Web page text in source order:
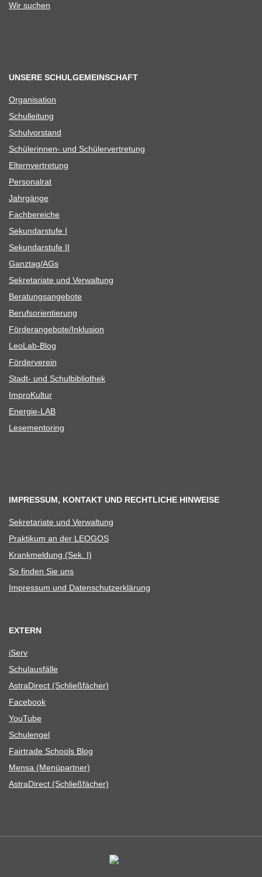
Wir suchen
UNSERE SCHULGEMEINSCHAFT
Orga­ni­sa­tion
Schul­lei­tung
Schul­vor­stand
Schü­le­rin­nen- und Schülervertretung
Eltern­ver­tre­tung
Per­so­nal­rat
Jahr­gänge
Fach­be­rei­che
Sekun­dar­stufe I
Sekun­dar­stufe II
Ganztag/​​AGs
Sekre­ta­riate und Verwaltung
Bera­tungs­an­ge­bote
Berufs­ori­en­tie­rung
Förderangebote/​​Inklusion
Leo­Lab-Blog
För­der­ver­ein
Stadt- und Schulbibliothek
Impro­Kul­tur
Ener­­gie-LAB
Lese­men­to­ring
IMPRESSUM, KONTAKT UND RECHTLICHE HINWEISE
Sekre­ta­riate und Verwaltung
Prak­ti­kum an der LEOGOS
Krank­mel­dung (Sek. I)
So fin­den Sie uns
Impres­sum und Datenschutzerklärung
EXTERN
iServ
Schul­aus­fälle
Astra­Di­rect (Schließ­fä­cher)
Face­book
You­Tube
Schul­en­gel
Fair­trade Schools Blog
Mensa (Menü­part­ner)
Astra­Di­rect (Schließ­fä­cher)